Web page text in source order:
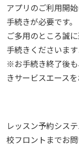
アプリのご利用開
手続きが必要です。
ご多用のところ誠
手続きくださいま
※お手続き終了後
きサービスエースを
レッスン予約シス
校フロントまでお